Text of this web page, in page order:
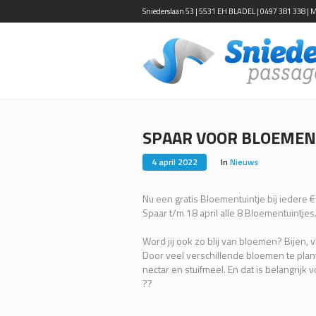
Sniederslaan 53 | 5531 EH BLADEL | 0497 381 338 |
SPAAR VOOR
4 april 2022 In Nieuws
Nu een gratis Bloementuintje bij iedere
Spaar t/m 18 april alle 8 Bloementuintjes.
Word jij ook zo blij van bloemen? Bijen,
Door veel verschillende bloemen te
nectar en stuifmeel. En dat is belangrijk
??